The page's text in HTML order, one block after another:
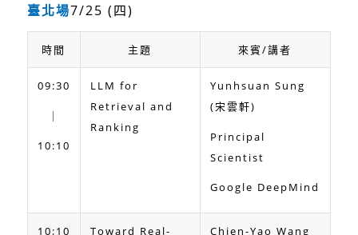
臺北場7/25 (四)
時間 主題 來賓/講者
09:30
｜
10:10
LLM for
Retrieval and
Ranking
Yunhsuan Sung
(宋雲軒)
Principal
Scientist
Google DeepMind
10:10
Toward Real-
Chien-Yao Wang